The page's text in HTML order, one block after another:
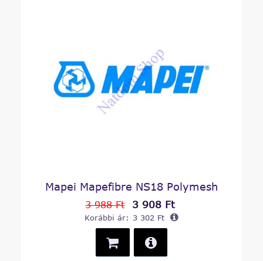
Mapei Mapefibre NS18 Polymesh
3 988 Ft 3 908 Ft
Korábbi ár: 3 302 Ft